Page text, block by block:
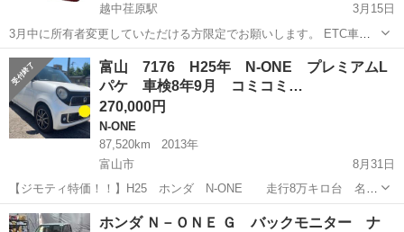
越中荏原駅
3月15日
3月中に所有者変更していただける方限定でお願いします。 ETC車載
器ついております。 年末にバッテリー交換ディーラーにて済んでいま
す 車は普通タイヤの新品がついています お引き渡しは 所有者変更後
と同日軽自動車検査協会(富...
富山 富山市 越中荏原駅 N-ONE
富山 7176 H25年 N-ONE プレミアムL
パケ 車検8年9月 コミコミ…
270,000円
N-ONE
87,520km
2013年
富山市
8月31日
【ジモティ特価！！】H25 ホンダ N-ONE 走行8万キロ台 名義
変更渡し ♪♪ジモティをご覧になった方だけの特別価格♪♪ 名義変更費
用も含んだコミコミ価格です！！ ★オートライト、スマートキー ★車
富山 富山市 N-ONE
ホンダ Ｎ－ＯＮＥ Ｇ バックモニター ナ